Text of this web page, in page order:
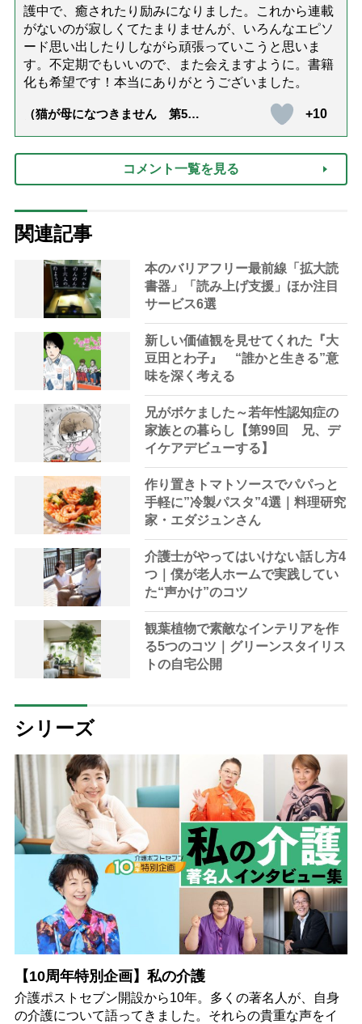
護中で、癒されたり励みになりました。これから連載
がないのが寂しくてたまりませんが、いろんなエピソ
ード思い出したりしながら頑張っていこうと思いま
す。不定期でもいいので、また会えますように。書籍
化も希望です！本当にありがとうございました。
（猫が母になつきません 第500
+10
コメント一覧を見る
関連記事
本のバリアフリー最前線「拡大読
書器」「読み上げ支援」ほか注目
サービス6選
新しい価値観を見せてくれた『大
豆田とわ子』 “誰かと生きる”意
味を深く考える
兄がボケました～若年性認知症の
家族との暮らし【第99回 兄、デ
イケアデビューする】
作り置きトマトソースでパパっと
手軽に”冷製パスタ”4選｜料理研究
家・エダジュンさん
介護士がやってはいけない話し方4
つ｜僕が老人ホームで実践してい
た“声かけ”のコツ
観葉植物で素敵なインテリアを作
る5つのコツ｜グリーンスタイリス
トの自宅公開
シリーズ
【10周年特別企画】私の介護
介護ポストセブン開設から10年。多くの著名人が、自身
の介護について語ってきました。それらの貴重な声をイ